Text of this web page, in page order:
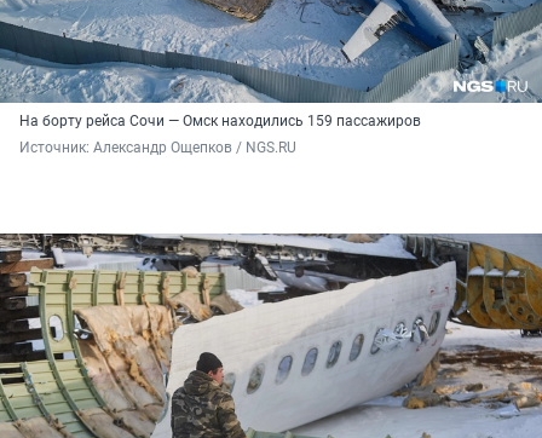
На борту рейса Сочи — Омск находились 159 пассажиров
Источник: Александр Ощепков / NGS.RU